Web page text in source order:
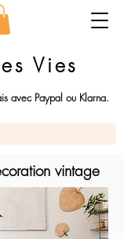
Vies
avec Paypal ou Klarna.
vintage